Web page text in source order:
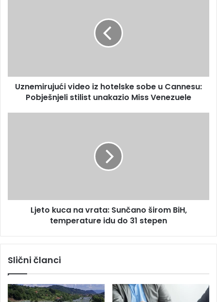
Uznemirujući video iz hotelske sobe u Cannesu:
Pobješnjeli stilist unakazio Miss Venezuele
Ljeto kuca na vrata: Sunčano širom BiH,
temperature idu do 31 stepen
Slični članci